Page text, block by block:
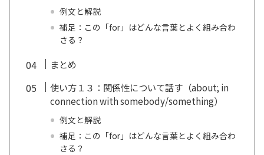
例文と解説
補足：この「for」はどんな言葉とよく組み合わ
さる？
まとめ
使い方１３：関係性について話す（about; in
connection with somebody/something）
例文と解説
補足：この「for」はどんな言葉とよく組み合わ
さる？